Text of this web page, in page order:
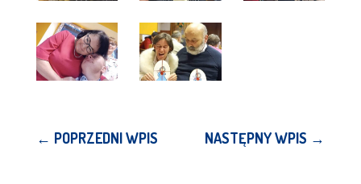
← POPRZEDNI WPIS NASTĘPNY WPIS →